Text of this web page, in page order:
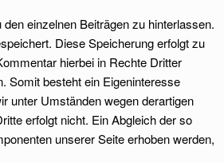
einzelnen Beiträgen zu hinterlassen.
Diese Speicherung erfolgt zu
hierbei in Rechte Dritter
Somit besteht ein Eigeninteresse
unter Umständen wegen derartigen
erfolgt nicht. Ein Abgleich der so
unserer Seite erhoben werden,